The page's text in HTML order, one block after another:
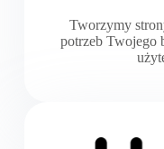
Tworzymy
potrzeb Twojego